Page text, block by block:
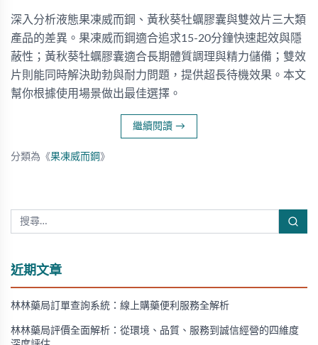
深入分析液態果凍威而鋼、黃秋葵牡蠣膠囊與雙效片三大類
產品的差異。果凍威而鋼適合追求15-20分鐘快速起效與隱
蔽性；黃秋葵牡蠣膠囊適合長期體質調理與精力儲備；雙效
片則能同時解決助勃與耐力問題，提供超長待機效果。本文
幫你根據使用場景做出最佳選擇。
繼續閱讀 →
分類為《果凍威而鋼 》
近期文章
林林藥局訂單查詢系統：線上購藥便利服務全解析
林林藥局評價全面解析：從環境、品質、服務到誠信經營的四維度